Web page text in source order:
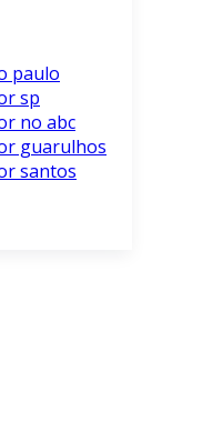
paulo
sp
no abc
guarulhos
santos